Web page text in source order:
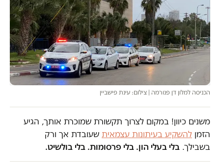
הכניסה למלון דן פנורמה | צילום: עינת פישביין
משנים כיוון! במקום לצרוך תקשורת שמוכרת אותך, הגיע
הזמן להשקיע בעיתונות עצמאית שעובדת אך ורק
בשבילך. בלי בעלי הון. בלי פרסומות. בלי בולשיט.